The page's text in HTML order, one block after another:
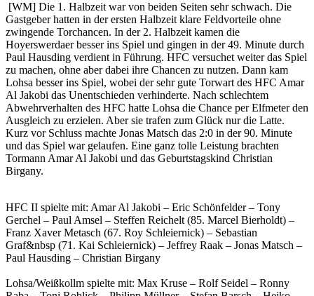
[WM] Die 1. Halbzeit war von beiden Seiten sehr schwach. Die
Gastgeber hatten in der ersten Halbzeit klare Feldvorteile ohne
zwingende Torchancen. In der 2. Halbzeit kamen die
Hoyerswerdaer besser ins Spiel und gingen in der 49. Minute durch
Paul Hausding verdient in Führung. HFC versuchet weiter das Spiel
zu machen, ohne aber dabei ihre Chancen zu nutzen. Dann kam
Lohsa besser ins Spiel, wobei der sehr gute Torwart des HFC Amar
Al Jakobi das Unentschieden verhinderte. Nach schlechtem
Abwehrverhalten des HFC hatte Lohsa die Chance per Elfmeter den
Ausgleich zu erzielen. Aber sie trafen zum Glück nur die Latte.
Kurz vor Schluss machte Jonas Matsch das 2:0 in der 90. Minute
und das Spiel war gelaufen. Eine ganz tolle Leistung brachten
Tormann Amar Al Jakobi und das Geburtstagskind Christian
Birgany.
HFC II spielte mit: Amar Al Jakobi – Eric Schönfelder – Tony
Gerchel – Paul Amsel – Steffen Reichelt (85. Marcel Bierholdt) –
Franz Xaver Metasch (67. Roy Schleiernick) – Sebastian
Graf&nbsp (71. Kai Schleiernick) – Jeffrey Raak – Jonas Matsch –
Paul Hausding – Christian Birgany
Lohsa/Weißkollm spielte mit: Max Kruse – Rolf Seidel – Ronny